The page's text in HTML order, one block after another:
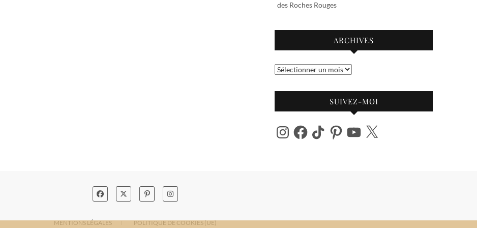
des Roches Rouges
ARCHIVES
Archives
SUIVEZ-MOI
InstagramFacebook
TikTok PinterestYouTube
X
MENTIONS LÉGALES POLITIQUE DE COOKIES (UE)